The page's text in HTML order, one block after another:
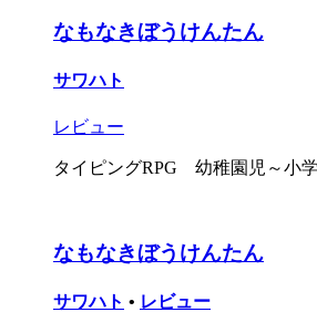
なもなきぼうけんたん
サワハト
レビュー
タイピングRPG 幼稚園児～小
なもなきぼうけんたん
サワハト • レビュー